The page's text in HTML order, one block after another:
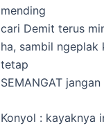
mending
cari Demit terus
ha, sambil ngeplak
tetap
SEMANGAT
Konyol : kayaknya